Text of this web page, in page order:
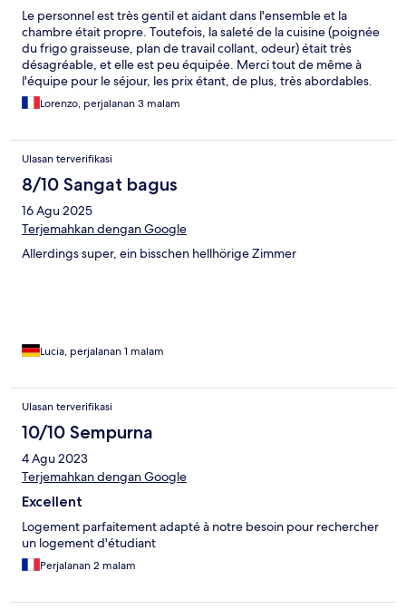
Le personnel est très gentil et aidant dans l'ensemble et la
chambre était propre. Toutefois, la saleté de la cuisine (poignée
du frigo graisseuse, plan de travail collant, odeur) était très
désagréable, et elle est peu équipée. Merci tout de même à
l'équipe pour le séjour, les prix étant, de plus, très abordables.
Lorenzo, perjalanan 3 malam
Ulasan terverifikasi
8/10 Sangat bagus
16 Agu 2025
Terjemahkan dengan Google
Allerdings super, ein bisschen hellhörige Zimmer
Lucia, perjalanan 1 malam
Ulasan terverifikasi
10/10 Sempurna
4 Agu 2023
Terjemahkan dengan Google
Excellent
Logement parfaitement adapté à notre besoin pour rechercher
un logement d'étudiant
Perjalanan 2 malam